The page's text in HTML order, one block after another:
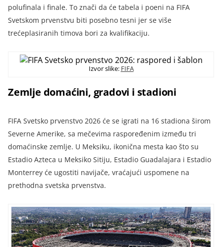
polufinala i finale. To znači da će tabela i poeni na FIFA
Svetskom prvenstvu biti posebno tesni jer se više
trećeplasiranih timova bori za kvalifikaciju.
Izvor slike: FIFA
Zemlje domaćini, gradovi i stadioni
FIFA Svetsko prvenstvo 2026 će se igrati na 16 stadiona širom
Severne Amerike, sa mečevima raspoređenim između tri
domaćinske zemlje. U Meksiku, ikonična mesta kao što su
Estadio Azteca u Meksiko Sitiju, Estadio Guadalajara i Estadio
Monterrey će ugostiti navijače, vraćajući uspomene na
prethodna svetska prvenstva.